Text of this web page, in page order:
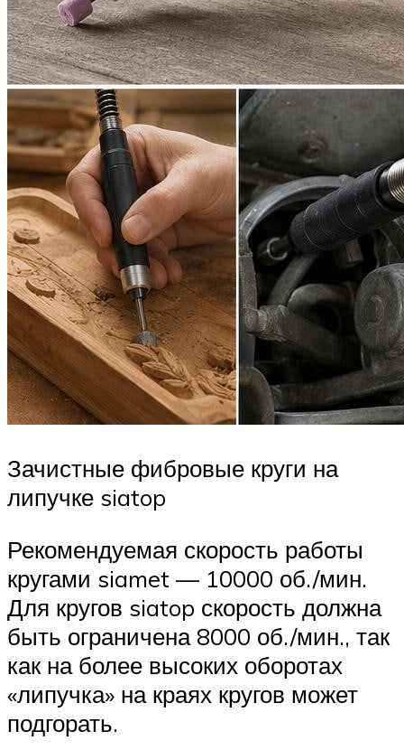
Зачистные фибровые круги на
липучке siatop
Рекомендуемая скорость работы
кругами siamet — 10000 об./мин.
Для кругов siatop скорость должна
быть ограничена 8000 об./мин., так
как на более высоких оборотах
«липучка» на краях кругов может
подгорать.